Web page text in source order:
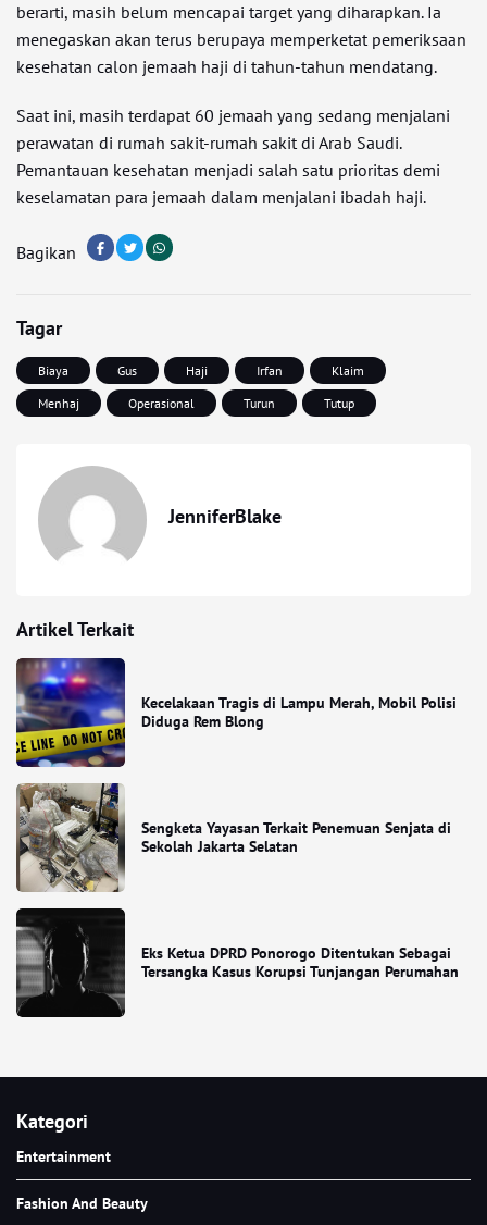
berarti, masih belum mencapai target yang diharapkan. Ia
menegaskan akan terus berupaya memperketat pemeriksaan
kesehatan calon jemaah haji di tahun-tahun mendatang.
Saat ini, masih terdapat 60 jemaah yang sedang menjalani
perawatan di rumah sakit-rumah sakit di Arab Saudi.
Pemantauan kesehatan menjadi salah satu prioritas demi
keselamatan para jemaah dalam menjalani ibadah haji.
Bagikan
Tagar
Biaya Gus Haji Irfan
Klaim
Menhaj
Operasional Turun Tutup
JenniferBlake
Artikel Terkait
Kecelakaan Tragis di Lampu Merah, Mobil Polisi
Diduga Rem Blong
Sengketa Yayasan Terkait Penemuan Senjata di
Sekolah Jakarta Selatan
Eks Ketua DPRD Ponorogo Ditentukan Sebagai
Tersangka Kasus Korupsi Tunjangan Perumahan
Kategori
Entertainment
Fashion And Beauty